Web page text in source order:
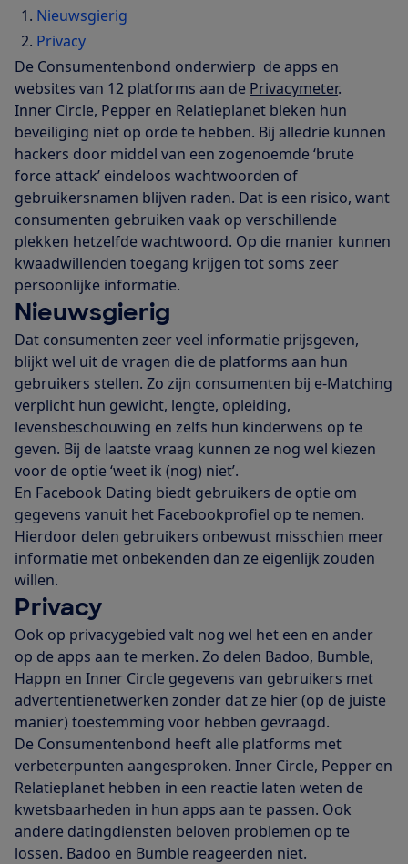
Nieuwsgierig
Privacy
De Consumentenbond onderwierp de apps en
websites van 12 platforms aan de Privacymeter.
Inner Circle, Pepper en Relatieplanet bleken hun
beveiliging niet op orde te hebben. Bij alledrie kunnen
hackers door middel van een zogenoemde ‘brute
force attack’ eindeloos wachtwoorden of
gebruikersnamen blijven raden. Dat is een risico, want
consumenten gebruiken vaak op verschillende
plekken hetzelfde wachtwoord. Op die manier kunnen
kwaadwillenden toegang krijgen tot soms zeer
persoonlijke informatie.
Nieuwsgierig
Dat consumenten zeer veel informatie prijsgeven,
blijkt wel uit de vragen die de platforms aan hun
gebruikers stellen. Zo zijn consumenten bij e-Matching
verplicht hun gewicht, lengte, opleiding,
levensbeschouwing en zelfs hun kinderwens op te
geven. Bij de laatste vraag kunnen ze nog wel kiezen
voor de optie ‘weet ik (nog) niet’.
En Facebook Dating biedt gebruikers de optie om
gegevens vanuit het Facebookprofiel op te nemen.
Hierdoor delen gebruikers onbewust misschien meer
informatie met onbekenden dan ze eigenlijk zouden
willen.
Privacy
Ook op privacygebied valt nog wel het een en ander
op de apps aan te merken. Zo delen Badoo, Bumble,
Happn en Inner Circle gegevens van gebruikers met
advertentienetwerken zonder dat ze hier (op de juiste
manier) toestemming voor hebben gevraagd.
De Consumentenbond heeft alle platforms met
verbeterpunten aangesproken. Inner Circle, Pepper en
Relatieplanet hebben in een reactie laten weten de
kwetsbaarheden in hun apps aan te passen. Ook
andere datingdiensten beloven problemen op te
lossen. Badoo en Bumble reageerden niet.